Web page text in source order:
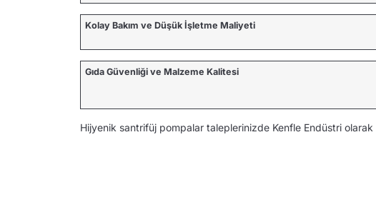
Kolay Bakım ve Düşük İşletme Maliyeti
Gıda Güvenliği ve Malzeme Kalitesi
Hijyenik santrifüj pompalar taleplerinizde Kenfle Endüstri olarak